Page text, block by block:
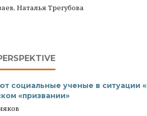
Наталья Трегубова
социальные ученые в ситуации
«призвании»